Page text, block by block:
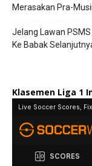
Merasakan Pra-
Jelang Lawan
Ke Babak
Klasemen Liga 1